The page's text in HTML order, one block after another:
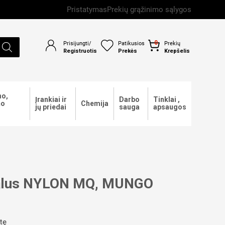
PristatymasPrekių grąžinimo sąlygos
Prisijungti/
Registruotis
Patikusios
Prekės
0
Prekių
Krepšelis
Įrankiai ir
jų priedai
Chemija
Darbo
sauga
Tinklai ,
apsaugos
NYLON MQ, MUNGO